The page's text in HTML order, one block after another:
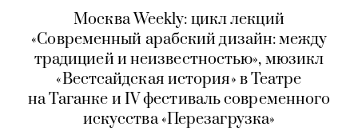
Москва Weekly: цикл лекций
«Современный арабский дизайн: между
традицией и неизвестностью», мюзикл
«Вестсайдская история» в Театре
на Таганке и IV фестиваль современного
искусства «Перезагрузка»